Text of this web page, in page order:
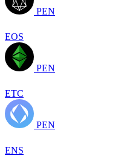
PEN
EOS
PEN
ETC
PEN
ENS